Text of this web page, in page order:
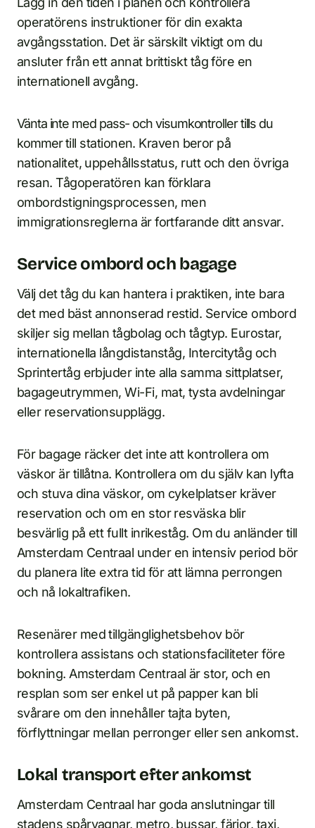
operatörens instruktioner för din exakta
avgångsstation. Det är särskilt viktigt om du
ansluter från ett annat brittiskt tåg före en
internationell avgång.
Vänta inte med pass- och visumkontroller tills du
kommer till stationen. Kraven beror på
nationalitet, uppehållsstatus, rutt och den övriga
resan. Tågoperatören kan förklara
ombordstigningsprocessen, men
immigrationsreglerna är fortfarande ditt ansvar.
Service ombord och bagage
Välj det tåg du kan hantera i praktiken, inte bara
det med bäst annonserad restid. Service ombord
skiljer sig mellan tågbolag och tågtyp. Eurostar,
internationella långdistanståg, Intercitytåg och
Sprintertåg erbjuder inte alla samma sittplatser,
bagageutrymmen, Wi-Fi, mat, tysta avdelningar
eller reservationsupplägg.
För bagage räcker det inte att kontrollera om
väskor är tillåtna. Kontrollera om du själv kan lyfta
och stuva dina väskor, om cykelplatser kräver
reservation och om en stor resväska blir
besvärlig på ett fullt inrikeståg. Om du anländer till
Amsterdam Centraal under en intensiv period bör
du planera lite extra tid för att lämna perrongen
och nå lokaltrafiken.
Resenärer med tillgänglighetsbehov bör
kontrollera assistans och stationsfaciliteter före
bokning. Amsterdam Centraal är stor, och en
resplan som ser enkel ut på papper kan bli
svårare om den innehåller tajta byten,
förflyttningar mellan perronger eller sen ankomst.
Lokal transport efter ankomst
Amsterdam Centraal har goda anslutningar till
stadens spårvagnar, metro, bussar, färjor, taxi,